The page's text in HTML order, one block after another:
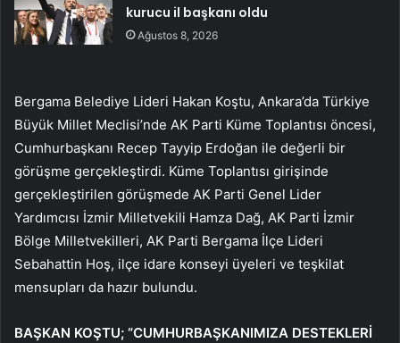
kurucu il başkanı oldu
Ağustos 8, 2026
Bergama Belediye Lideri Hakan Koştu, Ankara’da Türkiye
Büyük Millet Meclisi’nde AK Parti Küme Toplantısı öncesi,
Cumhurbaşkanı Recep Tayyip Erdoğan ile değerli bir
görüşme gerçekleştirdi. Küme Toplantısı girişinde
gerçekleştirilen görüşmede AK Parti Genel Lider
Yardımcısı İzmir Milletvekili Hamza Dağ, AK Parti İzmir
Bölge Milletvekilleri, AK Parti Bergama İlçe Lideri
Sebahattin Hoş, ilçe idare konseyi üyeleri ve teşkilat
mensupları da hazır bulundu.
BAŞKAN KOŞTU; “CUMHURBAŞKANIMIZA DESTEKLERİ